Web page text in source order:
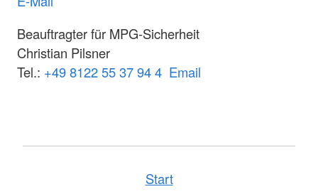
Beauftragter für MPG-Sicherheit
Christian Pilsner
Tel.: +49 8122 55 37 94 4 Email
Start